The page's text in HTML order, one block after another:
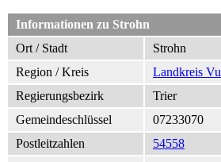
Informationen zu Strohn
Ort / Stadt
Strohn
Region / Kreis
Landkreis
Regierungsbezirk
Trier
Gemeindeschlüssel
07233070
Postleitzahlen
54558